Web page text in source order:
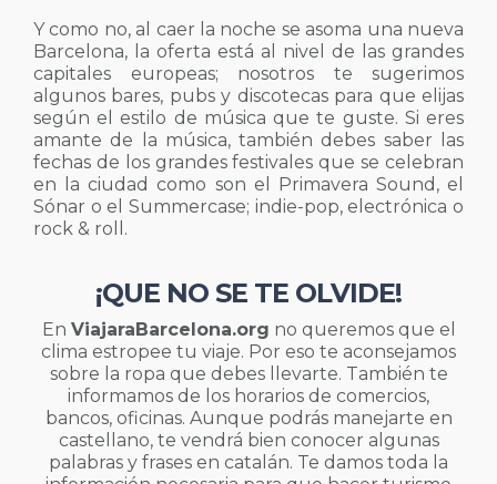
Y como no, al caer la noche se asoma una nueva
Barcelona, la oferta está al nivel de las grandes
capitales europeas; nosotros te sugerimos
algunos bares, pubs y discotecas para que elijas
según el estilo de música que te guste. Si eres
amante de la música, también debes saber las
fechas de los grandes festivales que se celebran
en la ciudad como son el Primavera Sound, el
Sónar o el Summercase; indie-pop, electrónica o
rock & roll.
¡QUE NO SE TE OLVIDE!
En ViajaraBarcelona.org no queremos que el
clima estropee tu viaje. Por eso te aconsejamos
sobre la ropa que debes llevarte. También te
informamos de los horarios de comercios,
bancos, oficinas. Aunque podrás manejarte en
castellano, te vendrá bien conocer algunas
palabras y frases en catalán. Te damos toda la